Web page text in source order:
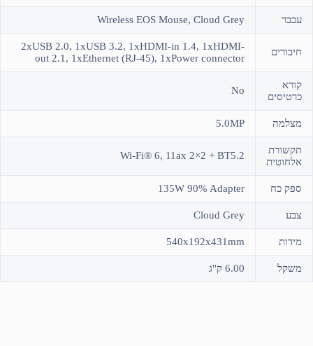
עכבר Wireless EOS Mouse, Cloud Grey
חיבורים
2xUSB 2.0, 1xUSB 3.2, 1xHDMI-in 1.4, 1xHDMI-
out 2.1, 1xEthernet (RJ-45), 1xPower connector
קורא
כרטיסים
No
מצלמה 5.0MP
תקשורת
אלחוטית
Wi-Fi® 6, 11ax 2×2 + BT5.2
ספק כח 135W 90% Adapter
צבע Cloud Grey
מידות 540x192x431mm
משקל 6.00 ק''ג